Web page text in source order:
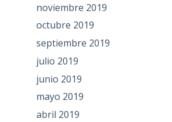
noviembre 2019
octubre 2019
septiembre 2019
julio 2019
junio 2019
mayo 2019
abril 2019